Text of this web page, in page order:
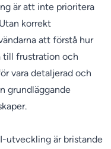
är att inte prioritera
korrekt
att förstå hur
till frustration och
vara detaljerad och
grundläggande
utveckling är bristande